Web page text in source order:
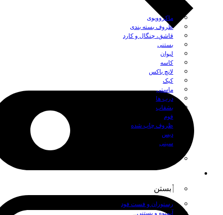
ماکروویوی
ظروف بسته بندی
قاشق، چنگال و کارد
بستنی
لیوان
کاسه
لانچ باکس
کیک
ماستی
درب ها
بشقاب
فوم
ظروف چاپ شده
دیس
سینی
بستن
رستوران و فست فود
آبمیوه و بستنی